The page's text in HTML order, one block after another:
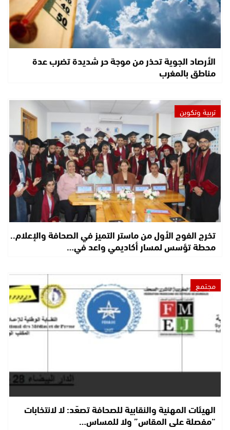
الأرصاد الجوية تحذر من موجة حر شديدة تضرب عدة
مناطق بالمغرب
تربية وتكوين
تخرج الفوج الأول من ماستر التميز في الصحافة والإعلام..
محطة تؤسس لمسار أكاديمي واعد في…
مجتمع
الهيئات المهنية والنقابية للصحافة تصعّد: لا لانتخابات
“مفصلة على المقاس” ولا للمساس…